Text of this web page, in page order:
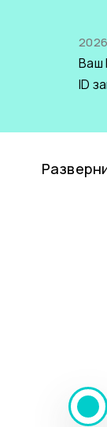
Ваш
ID